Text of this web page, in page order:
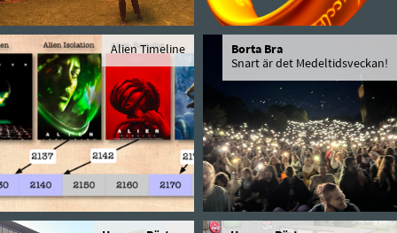
Alien Timeline
Borta Bra
Snart är det Medeltidsveckan!